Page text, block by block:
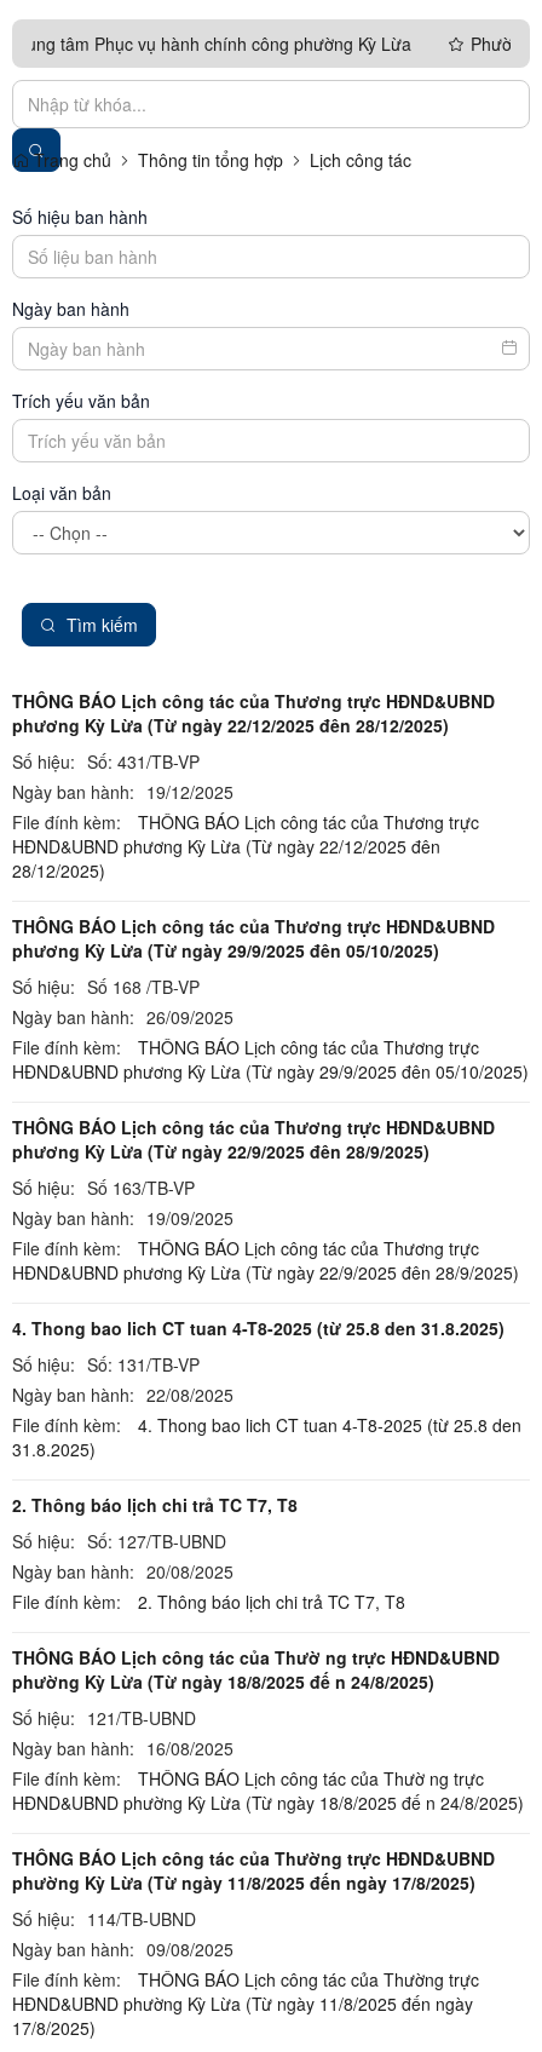
tâm Phục vụ hành chính công phường Kỳ Lừa
Phường
CHỨC LỄ BẾ GIẢNG LỚP BỒI DƯỠNG LÝ LUẬN CHÍNH TRỊ
Trang chủ Thông tin tổng hợp Lịch công tác
Số hiệu ban hành
Ngày ban hành
Trích yếu văn bản
Loại văn bản
Tìm kiếm
THÔNG BÁO Lịch công tác của Thương trực HĐND&UBND
phương Kỳ Lừa (Từ ngày 22/12/2025 đên 28/12/2025)
Số hiệu: Số: 431/TB-VP
Ngày ban hành: 19/12/2025
File đính kèm:
THÔNG BÁO Lịch công tác của Thương trực
HĐND&UBND phương Kỳ Lừa (Từ ngày 22/12/2025 đên
28/12/2025)
THÔNG BÁO Lịch công tác của Thương trực HĐND&UBND
phương Kỳ Lừa (Từ ngày 29/9/2025 đên 05/10/2025)
Số hiệu: Số 168 /TB-VP
Ngày ban hành: 26/09/2025
File đính kèm:
THÔNG BÁO Lịch công tác của Thương trực
HĐND&UBND phương Kỳ Lừa (Từ ngày 29/9/2025 đên 05/10/2025)
THÔNG BÁO Lịch công tác của Thương trực HĐND&UBND
phương Kỳ Lừa (Từ ngày 22/9/2025 đên 28/9/2025)
Số hiệu: Số 163/TB-VP
Ngày ban hành: 19/09/2025
File đính kèm:
THÔNG BÁO Lịch công tác của Thương trực
HĐND&UBND phương Kỳ Lừa (Từ ngày 22/9/2025 đên 28/9/2025)
4. Thong bao lich CT tuan 4-T8-2025 (từ 25.8 den 31.8.2025)
Số hiệu: Số: 131/TB-VP
Ngày ban hành: 22/08/2025
File đính kèm:
4. Thong bao lich CT tuan 4-T8-2025 (từ 25.8 den
31.8.2025)
2. Thông báo lịch chi trả TC T7, T8
Số hiệu: Số: 127/TB-UBND
Ngày ban hành: 20/08/2025
File đính kèm:
2. Thông báo lịch chi trả TC T7, T8
THÔNG BÁO Lịch công tác của Thườ ng trực HĐND&UBND
phường Kỳ Lừa (Từ ngày 18/8/2025 đế n 24/8/2025)
Số hiệu: 121/TB-UBND
Ngày ban hành: 16/08/2025
File đính kèm:
THÔNG BÁO Lịch công tác của Thườ ng trực
HĐND&UBND phường Kỳ Lừa (Từ ngày 18/8/2025 đế n 24/8/2025)
THÔNG BÁO Lịch công tác của Thường trực HĐND&UBND
phường Kỳ Lừa (Từ ngày 11/8/2025 đến ngày 17/8/2025)
Số hiệu: 114/TB-UBND
Ngày ban hành: 09/08/2025
File đính kèm:
THÔNG BÁO Lịch công tác của Thường trực
HĐND&UBND phường Kỳ Lừa (Từ ngày 11/8/2025 đến ngày
17/8/2025)